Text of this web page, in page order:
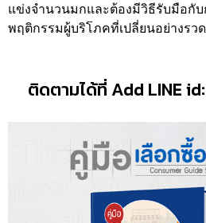
แข่งจำนวนมกและต้องมีวิธีรับมือกับ
พฤติกรรมผู้บริโภคที่เปลี่ยนอย่างรวด
ติดตามได้ที่ Add LINE id: